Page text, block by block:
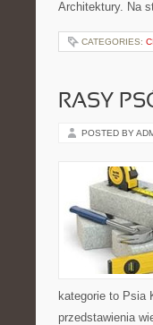
Architektury. Na
CATEGORIES:
RASY
POSTED BY
kategorie to Psia
przedstawienia